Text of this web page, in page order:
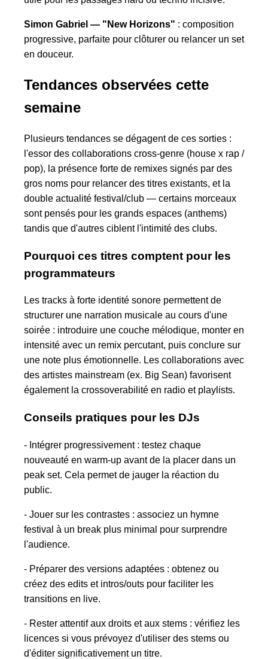
Simon Gabriel — "New Horizons" : composition
progressive, parfaite pour clôturer ou relancer un set
en douceur.
Tendances observées cette
semaine
Plusieurs tendances se dégagent de ces sorties :
l'essor des collaborations cross-genre (house x rap /
pop), la présence forte de remixes signés par des
gros noms pour relancer des titres existants, et la
double actualité festival/club — certains morceaux
sont pensés pour les grands espaces (anthems)
tandis que d'autres ciblent l'intimité des clubs.
Pourquoi ces titres comptent pour les
programmateurs
Les tracks à forte identité sonore permettent de
structurer une narration musicale au cours d'une
soirée : introduire une couche mélodique, monter en
intensité avec un remix percutant, puis conclure sur
une note plus émotionnelle. Les collaborations avec
des artistes mainstream (ex. Big Sean) favorisent
également la crossoverabilité en radio et playlists.
Conseils pratiques pour les DJs
- Intégrer progressivement : testez chaque
nouveauté en warm-up avant de la placer dans un
peak set. Cela permet de jauger la réaction du
public.
- Jouer sur les contrastes : associez un hymne
festival à un break plus minimal pour surprendre
l'audience.
- Préparer des versions adaptées : obtenez ou
créez des edits et intros/outs pour faciliter les
transitions en live.
- Rester attentif aux droits et aux stems : vérifiez les
licences si vous prévoyez d'utiliser des stems ou
d'éditer significativement un titre.